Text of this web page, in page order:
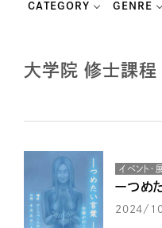
CATEGORY GENRE
大学院 修士課程
イベント・
ーつめ
2024/